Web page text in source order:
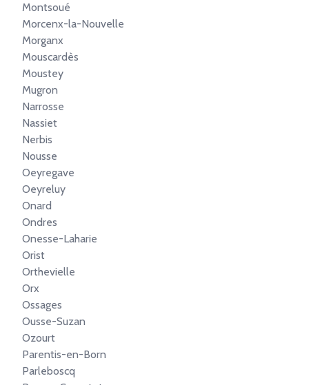
Montsoué
Morcenx-la-Nouvelle
Morganx
Mouscardès
Moustey
Mugron
Narrosse
Nassiet
Nerbis
Nousse
Oeyregave
Oeyreluy
Onard
Ondres
Onesse-Laharie
Orist
Orthevielle
Orx
Ossages
Ousse-Suzan
Ozourt
Parentis-en-Born
Parleboscq